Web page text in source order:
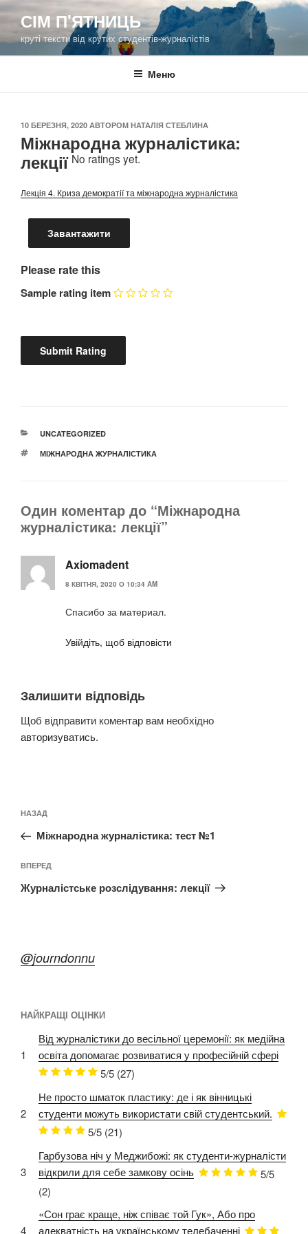
Перейти
вмісту
СІМ П'ЯТНИЦЬ
круті тексти від крутих студентів-журналістів
Меню
ОПУБЛІКОВАНО
10 БЕРЕЗНЯ, 2020 АВТОРОМ НАТАЛІЯ СТЕБЛИНА
Міжнародна журналістика:
лекції No ratings yet.
Лекція 4. Криза демократії та міжнародна журналістика
Завантажити
Please rate this
Sample rating item
КАТЕГОРІЇ
UNCATEGORIZED
ПОЗНАЧКИ
МІЖНАРОДНА ЖУРНАЛІСТИКА
Один коментар до “Міжнародна
журналістика: лекції”
Axiomadent
8 КВІТНЯ, 2020 О 10:34 AM
Спасибо за материал.
Увійдіть, щоб відповісти
Залишити відповідь
Щоб відправити коментар вам необхідно
авторизуватись.
записів
Попередній
запис:
НАЗАД
Міжнародна журналістика: тест №1
Наступний
запис
ВПЕРЕД
Журналістське розслідування: лекції
@journdonnu
НАЙКРАЩІ ОЦІНКИ
1
Від журналістики до весільної церемонії: як медійна
освіта допомагає розвиватися у професійній сфері
5/5 (27)
2
Не просто шматок пластику: де і як вінницькі
студенти можуть використати свій студентський.
5/5 (21)
3
Гарбузова ніч у Меджибожі: як студенти-журналісти
відкрили для себе замкову осінь
5/5
(2)
4
«Сон грає краще, ніж співає той Гук», Або про
адекватність на українському телебаченні